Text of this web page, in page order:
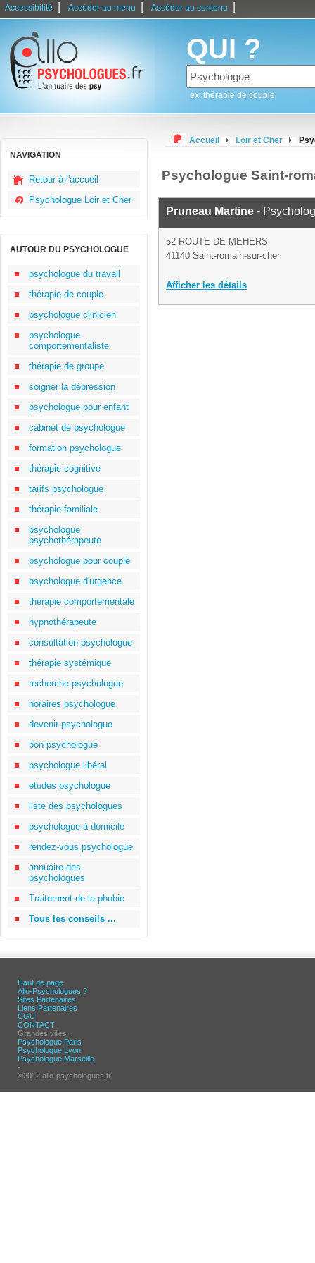
Accessibilité Accéder au menu Accéder au contenu
QUI ?
ex: thérapie de couple
NAVIGATION
Retour à l'accueil
Psychologue Loir et Cher
AUTOUR DU PSYCHOLOGUE
psychologue du travail
thérapie de couple
psychologue clinicien
psychologue
comportementaliste
thérapie de groupe
soigner la dépression
psychologue pour enfant
cabinet de psychologue
formation psychologue
thérapie cognitive
tarifs psychologue
thérapie familiale
psychologue
psychothérapeute
psychologue pour couple
psychologue d'urgence
thérapie comportementale
hypnothérapeute
consultation psychologue
thérapie systémique
recherche psychologue
horaires psychologue
devenir psychologue
bon psychologue
psychologue libéral
etudes psychologue
liste des psychologues
psychologue à domicile
rendez-vous psychologue
annuaire des
psychologues
Traitement de la phobie
Tous les conseils ...
Accueil Loir et Cher
Psychologue Saint-
Pruneau Martine -
52 ROUTE DE MEHERS
41140 Saint-romain-sur-cher
Afficher les détails
Haut de page
Allo-Psychologues ?
Sites Partenaires
Liens Partenaires
CGU
CONTACT
Grandes villes :
Psychologue Paris
Psychologue Lyon
Psychologue Marseille
-
©2012 allo-psychologues.fr